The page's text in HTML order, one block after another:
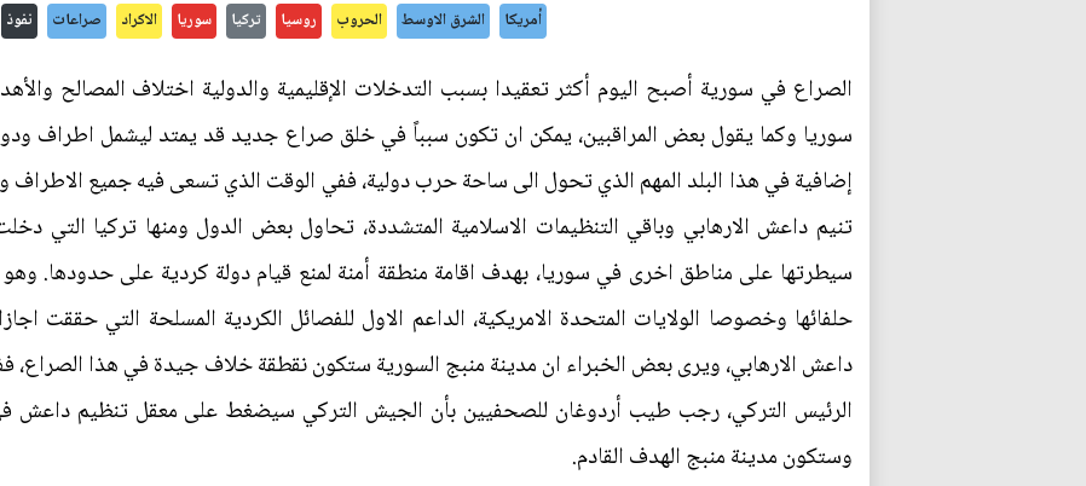
أمريكا الشرق الاوسط الحروب روسيا تركيا سوريا الاكراد صراعات نفوذ
الصراع في سورية أصبح اليوم أكثر تعقيدا بسبب التدخلات الإقليمية والدولية اختلاف المصالح
سوريا وكما يقول بعض المراقبين، يمكن ان تكون سبباً في خلق صراع جديد قد يمتد ليشمل اطراف
إضافية في هذا البلد المهم الذي تحول الى ساحة حرب دولية، ففي الوقت الذي تسعى فيه جميع الاطراف
تنيم داعش الارهابي وباقي التنظيمات الاسلامية المتشددة، تحاول بعض الدول ومنها تركيا
سيطرتها على مناطق اخرى في سوريا، بهدف اقامة منطقة أمنة لمنع قيام دولة كردية على
حلفائها وخصوصا الولايات المتحدة الامريكية، الداعم الاول للفصائل الكردية المسلحة التي حققت
داعش الارهابي، ويرى بعض الخبراء ان مدينة منبج السورية ستكون نقطقة خلاف جيدة في هذا
الرئيس التركي، رجب طيب أردوغان للصحفيين بأن الجيش التركي سيضغط على معقل تنظيم داعش في
وستكون مدينة منبج الهدف القادم.